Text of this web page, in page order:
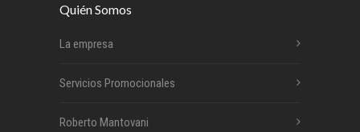
Quién Somos
La empresa
Servicios Promocionales
Roberto Mantovani